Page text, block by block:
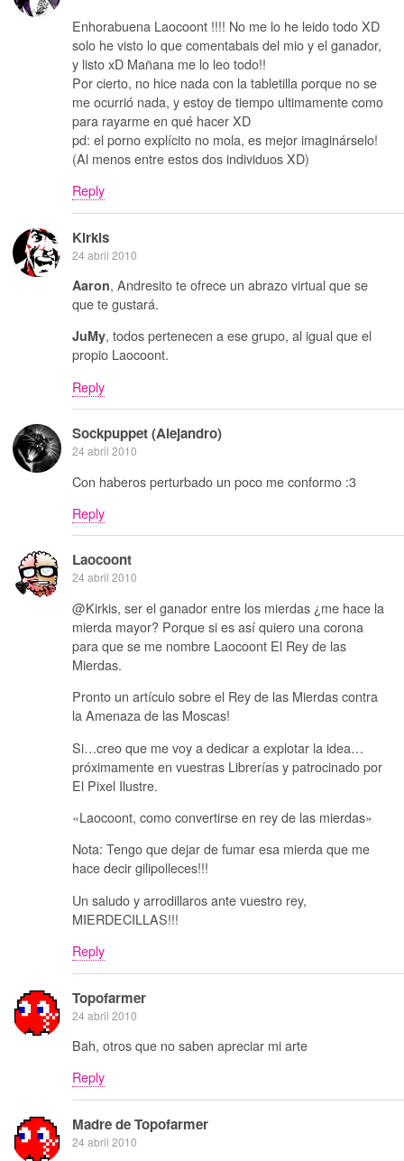
Enhorabuena Laocoont !!!! No me lo he leido todo XD
solo he visto lo que comentabais del mio y el ganador,
y listo xD Mañana me lo leo todo!!
Por cierto, no hice nada con la tabletilla porque no se
me ocurrió nada, y estoy de tiempo ultimamente como
para rayarme en qué hacer XD
pd: el porno explícito no mola, es mejor imaginárselo!
(Al menos entre estos dos individuos XD)
Reply
Kirkis
24 abril 2010
Aaron, Andresito te ofrece un abrazo virtual que se
que te gustará.
JuMy, todos pertenecen a ese grupo, al igual que el
propio Laocoont.
Reply
Sockpuppet (Alejandro)
24 abril 2010
Con haberos perturbado un poco me conformo :3
Reply
Laocoont
24 abril 2010
@Kirkis, ser el ganador entre los mierdas ¿me hace la
mierda mayor? Porque si es así quiero una corona
para que se me nombre Laocoont El Rey de las
Mierdas.
Pronto un artículo sobre el Rey de las Mierdas contra
la Amenaza de las Moscas!
Si…creo que me voy a dedicar a explotar la idea…
próximamente en vuestras Librerías y patrocinado por
El Pixel Ilustre.
«Laocoont, como convertirse en rey de las mierdas»
Nota: Tengo que dejar de fumar esa mierda que me
hace decir gilipolleces!!!
Un saludo y arrodillaros ante vuestro rey,
MIERDECILLAS!!!
Reply
Topofarmer
24 abril 2010
Bah, otros que no saben apreciar mi arte
Reply
Madre de Topofarmer
24 abril 2010